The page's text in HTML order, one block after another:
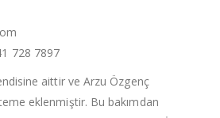
728 7897
aittir ve Arzu Özgenç
eklenmiştir. Bu bakımdan